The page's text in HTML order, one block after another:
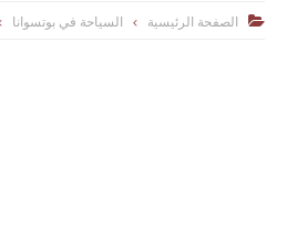
 الصفحة الرئيسية السياحة في بوتسوانا